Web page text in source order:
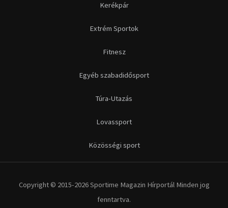
Kerékpár
Extrém Sportok
Fitnesz
Egyéb szabadidősport
Túra-Utazás
Lovassport
Közösségi sport
Copyright © 2015-2026 Sportime Magazin Hírportál Minden jog
fenntartva.